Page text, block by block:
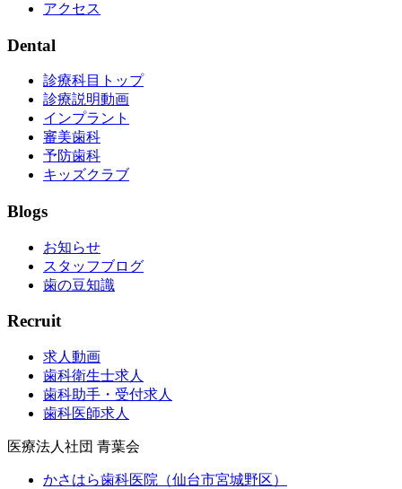
アクセス
Dental
診療科目トップ
診療説明動画
インプラント
審美歯科
予防歯科
キッズクラブ
Blogs
お知らせ
スタッフブログ
歯の豆知識
Recruit
求人動画
歯科衛生士求人
歯科助手・受付求人
歯科医師求人
医療法人社団 青葉会
かさはら歯科医院（仙台市宮城野区）